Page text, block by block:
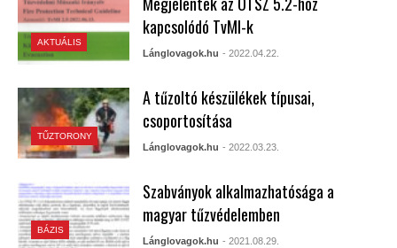
AKTUÁLIS
kapcsolódó TvMI-k
Lánglovagok.hu - 2022.04.22.
TŰZTORONY
A tűzoltó készülékek típusai,
csoportosítása
Lánglovagok.hu - 2022.03.23.
BÁZIS
Szabványok alkalmazhatósága a
magyar tűzvédelemben
Lánglovagok.hu - 2021.08.29.